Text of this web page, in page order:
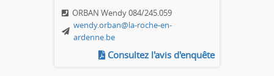
ORBAN Wendy 084/245.059
wendy.orban@la-roche-en-
ardenne.be
Consultez l'avis d'enquête